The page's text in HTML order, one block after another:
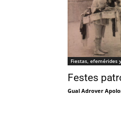
Fiestas, efemérides
Festes
Gual Adrover